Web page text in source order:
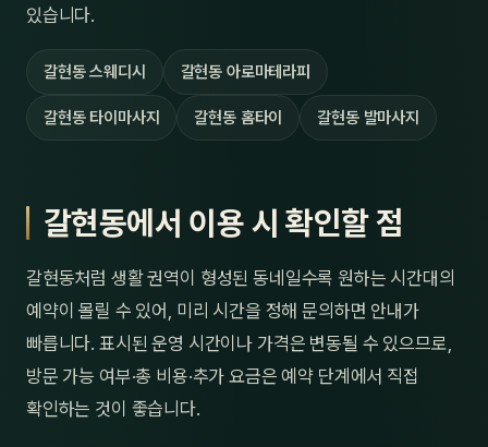
있습니다.
갈현동 스웨디시 갈현동 아로마테라피
갈현동 타이마사지 갈현동 홈타이 갈현동 발마사지
갈현동에서 이용 시 확인할 점
갈현동처럼 생활 권역이 형성된 동네일수록 원하는 시간대의
예약이 몰릴 수 있어, 미리 시간을 정해 문의하면 안내가
빠릅니다. 표시된 운영 시간이나 가격은 변동될 수 있으므로,
방문 가능 여부·총 비용·추가 요금은 예약 단계에서 직접
확인하는 것이 좋습니다.